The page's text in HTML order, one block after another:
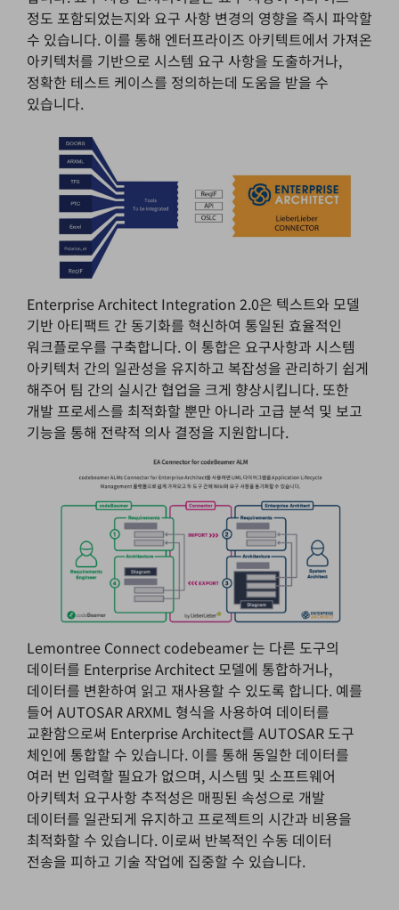
정도 포함되었는지와 요구 사항 변경의 영향을 즉시 파악할
수 있습니다. 이를 통해 엔터프라이즈 아키텍트에서 가져온
아키텍처를 기반으로 시스템 요구 사항을 도출하거나,
정확한 테스트 케이스를 정의하는데 도움을 받을 수
있습니다.
Enterprise Architect Integration 2.0은 텍스트와 모델
기반 아티팩트 간 동기화를 혁신하여 통일된 효율적인
워크플로우를 구축합니다. 이 통합은 요구사항과 시스템
아키텍처 간의 일관성을 유지하고 복잡성을 관리하기 쉽게
해주어 팀 간의 실시간 협업을 크게 향상시킵니다. 또한
개발 프로세스를 최적화할 뿐만 아니라 고급 분석 및 보고
기능을 통해 전략적 의사 결정을 지원합니다.
Lemontree Connect codebeamer 는 다른 도구의
데이터를 Enterprise Architect 모델에 통합하거나,
데이터를 변환하여 읽고 재사용할 수 있도록 합니다. 예를
들어 AUTOSAR ARXML 형식을 사용하여 데이터를
교환함으로써 Enterprise Architect를 AUTOSAR 도구
체인에 통합할 수 있습니다. 이를 통해 동일한 데이터를
여러 번 입력할 필요가 없으며, 시스템 및 소프트웨어
아키텍처 요구사항 추적성은 매핑된 속성으로 개발
데이터를 일관되게 유지하고 프로젝트의 시간과 비용을
최적화할 수 있습니다. 이로써 반복적인 수동 데이터
전송을 피하고 기술 작업에 집중할 수 있습니다.